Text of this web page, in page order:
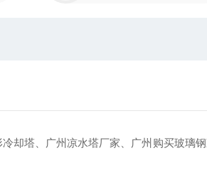
却塔、广州凉水塔厂家、广州购买玻璃